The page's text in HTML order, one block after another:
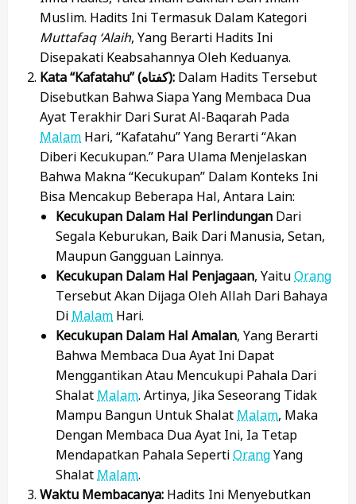
Muslim. Hadits Ini Termasuk Dalam Kategori
Muttafaq ‘alaih, Yang Berarti Hadits Ini
Disepakati Keabsahannya Oleh Keduanya.
Kata “Kafatahu” (كفتاه): Dalam Hadits Tersebut
Disebutkan Bahwa Siapa Yang Membaca Dua
Ayat Terakhir Dari Surat Al-Baqarah Pada
Malam Hari, “kafatahu” Yang Berarti “akan
Diberi Kecukupan.” Para Ulama Menjelaskan
Bahwa Makna “kecukupan” Dalam Konteks Ini
Bisa Mencakup Beberapa Hal, Antara Lain:
Kecukupan Dalam Hal Perlindungan Dari
Segala Keburukan, Baik Dari Manusia, Setan,
Maupun Gangguan Lainnya.
Kecukupan Dalam Hal Penjagaan, YaituOrang
Tersebut Akan Dijaga Oleh Allah Dari Bahaya
Di Malam Hari.
Kecukupan Dalam Hal Amalan, Yang Berarti
Bahwa Membaca Dua Ayat Ini Dapat
Menggantikan Atau Mencukupi Pahala Dari
Shalat Malam. Artinya, Jika Seseorang Tidak
Mampu Bangun Untuk Shalat Malam, Maka
Dengan Membaca Dua Ayat Ini, Ia Tetap
Mendapatkan Pahala SepertiOrangYang
Shalat Malam.
Waktu Membacanya: Hadits Ini Menyebutkan